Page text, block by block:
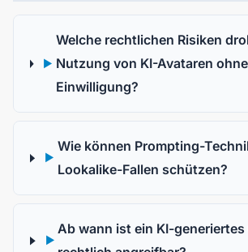
▶
Welche rechtlichen Risiken
Nutzung von KI-Avataren ohne
Einwilligung?
▶
Wie können Prompting-
Lookalike-Fallen schützen?
▶
Ab wann ist ein KI-